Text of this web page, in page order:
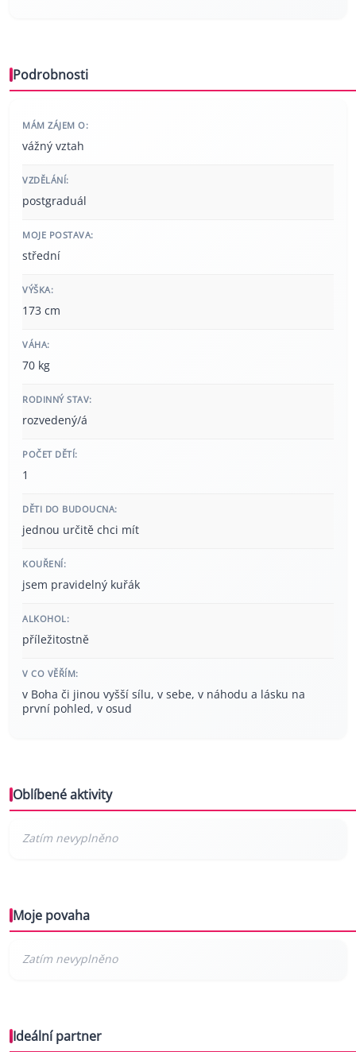
Podrobnosti
MÁM ZÁJEM O:
vážný vztah
VZDĚLÁNÍ:
postgraduál
MOJE POSTAVA:
střední
VÝŠKA:
173 cm
VÁHA:
70 kg
RODINNÝ STAV:
rozvedený/á
POČET DĚTÍ:
1
DĚTI DO BUDOUCNA:
jednou určitě chci mít
KOUŘENÍ:
jsem pravidelný kuřák
ALKOHOL:
příležitostně
V CO VĚŘÍM:
v Boha či jinou vyšší sílu, v sebe, v náhodu a lásku na
první pohled, v osud
Oblíbené aktivity
Moje povaha
Ideální partner